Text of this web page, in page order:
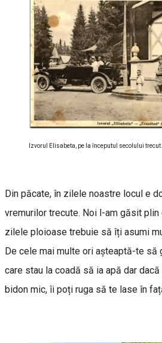
Izvorul Elisabeta, pe la începutul secolului
Din păcate, în zilele noastre locul e
vremurilor trecute. Noi l-am găsit plin
zilele ploioase trebuie să îți asumi
De cele mai multe ori așteaptă-te să
care stau la coadă să ia apă dar
bidon mic, îi poți ruga să te lase în